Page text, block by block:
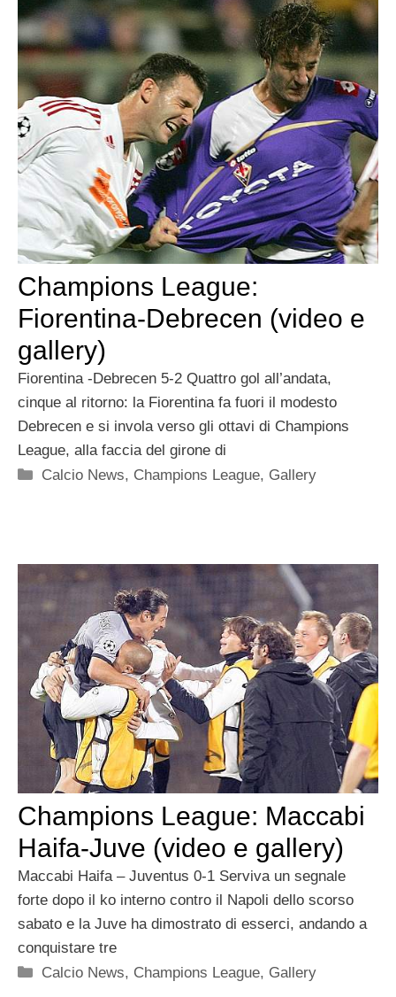
Champions League:
Fiorentina-Debrecen (video e
gallery)
Fiorentina -Debrecen 5-2 Quattro gol all’andata,
cinque al ritorno: la Fiorentina fa fuori il modesto
Debrecen e si invola verso gli ottavi di Champions
League, alla faccia del girone di
Categorie
Calcio News, Champions League, Gallery
Champions League: Maccabi
Haifa-Juve (video e gallery)
Maccabi Haifa – Juventus 0-1 Serviva un segnale
forte dopo il ko interno contro il Napoli dello scorso
sabato e la Juve ha dimostrato di esserci, andando a
conquistare tre
Categorie
Calcio News, Champions League, Gallery